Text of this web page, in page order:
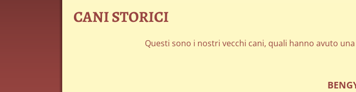
CANI STORICI
Questi sono i nostri vecchi cani, quali hanno avuto